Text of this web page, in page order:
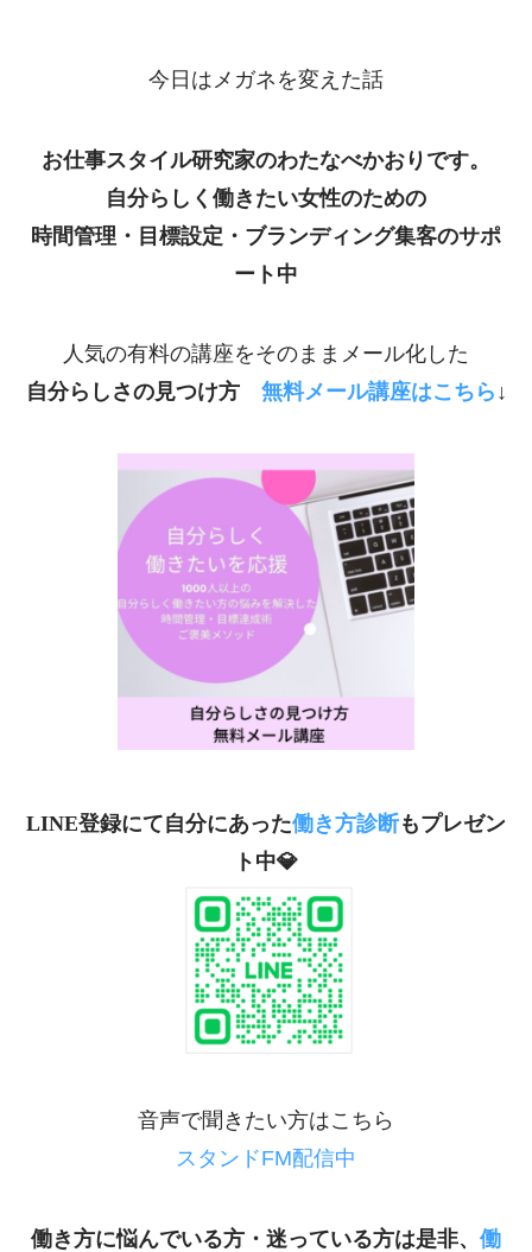
今日はメガネを変えた話
お仕事スタイル研究家のわたなべかおりです。
自分らしく働きたい女性のための
時間管理・目標設定・ブランディング集客のサポ
ート中
人気の有料の講座をそのままメール化した
自分らしさの見つけ方 無料メール講座はこちら ↓
LINE登録にて自分にあった働き方診断もプレゼン
ト中💎
音声で聞きたい方はこちら
スタンドFM配信中
働き方に悩んでいる方・迷っている方は是非、 働